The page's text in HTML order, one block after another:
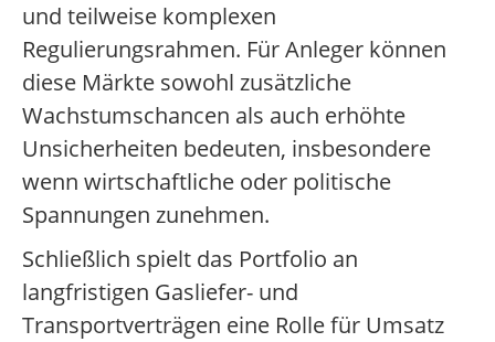
und teilweise komplexen
Regulierungsrahmen. Für Anleger können
diese Märkte sowohl zusätzliche
Wachstumschancen als auch erhöhte
Unsicherheiten bedeuten, insbesondere
wenn wirtschaftliche oder politische
Spannungen zunehmen.
Schließlich spielt das Portfolio an
langfristigen Gasliefer- und
Transportverträgen eine Rolle für Umsatz